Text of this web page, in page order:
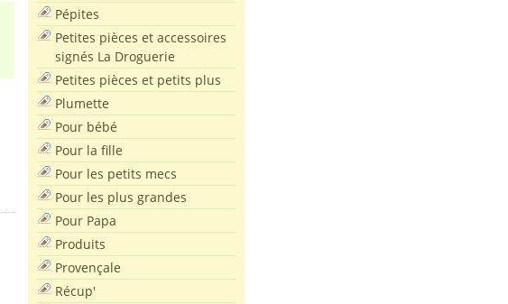
Pépites
Petites pièces et accessoires
signés La Droguerie
Petites pièces et petits plus
Plumette
Pour bébé
Pour la fille
Pour les petits mecs
Pour les plus grandes
Pour Papa
Produits
Provençale
Récup'